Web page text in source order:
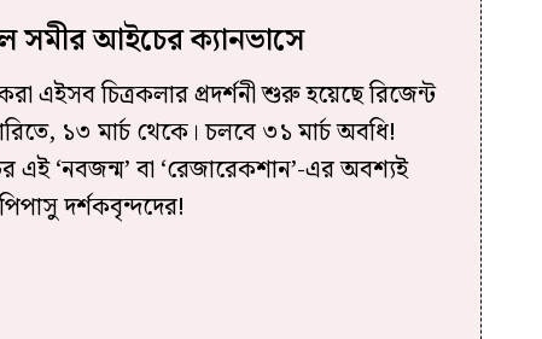
সমীর আইচের ক্যানভাসে
এইসব চিত্রকলার প্রদর্শনী শুরু হয়েছে রিজেন্ট
১৩ মার্চ থেকে। চলবে ৩১ মার্চ অবধি!
এই ‘নবজন্ম’ বা ‘রেজারেকশান’-এর অবশ্যই
দর্শকবৃন্দদের!